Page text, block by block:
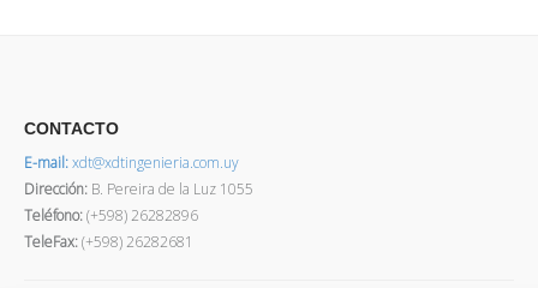
CONTACTO
E-mail:xdt@xdtingenieria.com.uy
Dirección: B. Pereira de la Luz 1055
Teléfono:(+598) 26282896
TeleFax:(+598) 26282681